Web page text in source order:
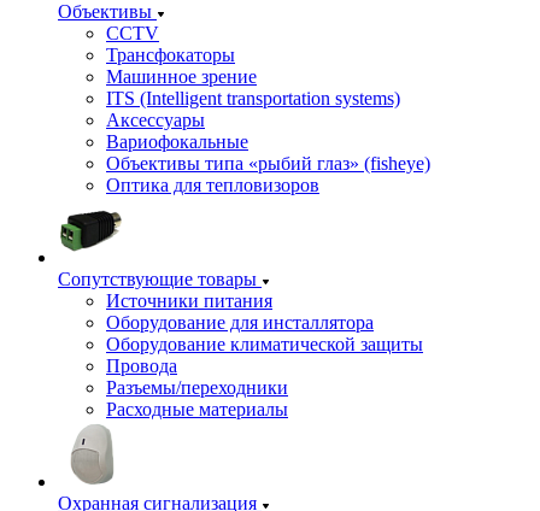
Объективы
CCTV
Трансфокаторы
Машинное зрение
ITS (Intelligent transportation systems)
Аксессуары
Вариофокальные
Объективы типа «рыбий глаз» (fisheye)
Оптика для тепловизоров
Сопутствующие товары
Источники питания
Оборудование для инсталлятора
Оборудование климатической защиты
Провода
Разъемы/переходники
Расходные материалы
Охранная сигнализация